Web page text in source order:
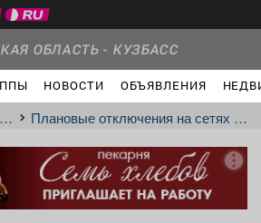
ОБЛАСТЬ - КУЗБАСС
НОВОСТИ ОБЪЯВЛЕНИЯ
Группы
Недвижимость Услуги
Плановые отключения на сетях ЖКХ на 20 мая 2026 г. (г. Новокузнецк)